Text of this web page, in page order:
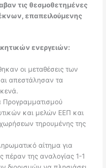
τις θεσμοθετημένες
επαπειλούμενης
ενεργειών:
οι μεταθέσεις των
απεστάλησαν τα
Προγραμματισμού
και μελών ΕΕΠ και
τηρουμένης της
αίτημα για
πέραν της αναλογίας 1-1